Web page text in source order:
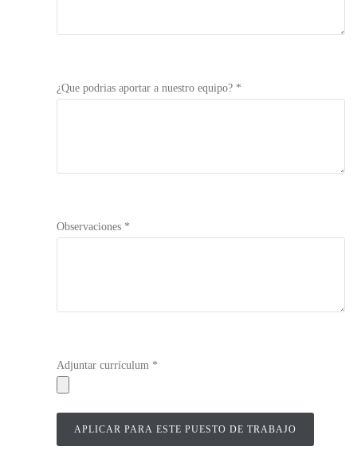
¿Que podrias aportar a nuestro equipo? *
Observaciones *
Adjuntar currículum *